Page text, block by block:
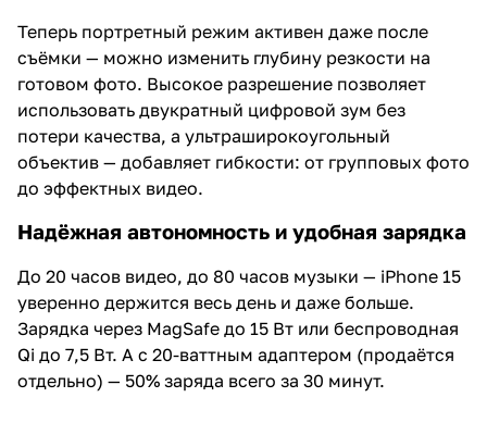
Теперь портретный режим активен даже после
съёмки — можно изменить глубину резкости на
готовом фото. Высокое разрешение позволяет
использовать двукратный цифровой зум без
потери качества, а ультраширокоугольный
объектив — добавляет гибкости: от групповых фото
до эффектных видео.
Надёжная автономность и удобная зарядка
До 20 часов видео, до 80 часов музыки — iPhone 15
уверенно держится весь день и даже больше.
Зарядка через MagSafe до 15 Вт или беспроводная
Qi до 7,5 Вт. А с 20-ваттным адаптером (продаётся
отдельно) — 50% заряда всего за 30 минут.